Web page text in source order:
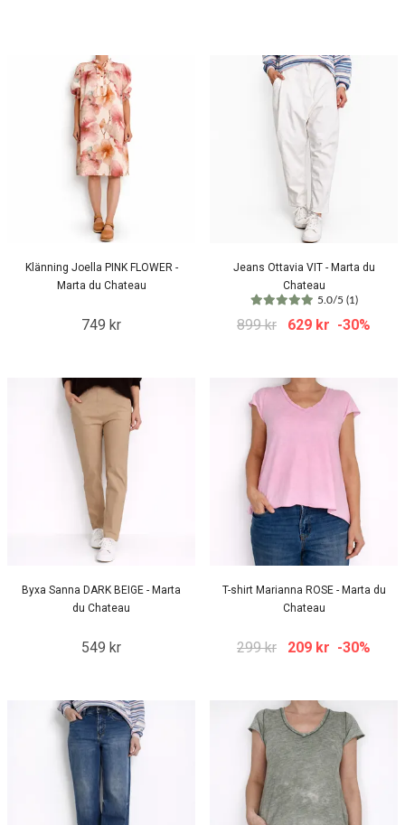
Klänning Joella PINK FLOWER -
Marta du Chateau
749 kr
Jeans Ottavia VIT - Marta du
Chateau
5.0/5 (1)
899 kr 629 kr -30%
Byxa Sanna DARK BEIGE - Marta
du Chateau
549 kr
T-shirt Marianna ROSE - Marta du
Chateau
299 kr 209 kr -30%